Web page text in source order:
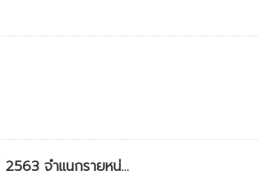
จำแนกรายหน่...